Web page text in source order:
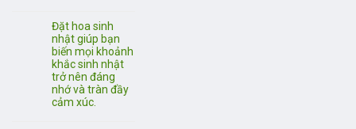
Đặt hoa sinh
nhật giúp bạn
biến mọi khoảnh
khắc sinh nhật
trở nên đáng
nhớ và tràn đầy
cảm xúc.